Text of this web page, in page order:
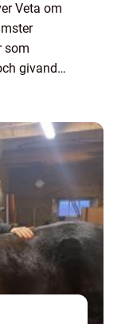
Veta om
som
givande